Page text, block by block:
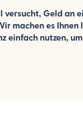
versucht, Geld an
machen es
einfach nutzen,